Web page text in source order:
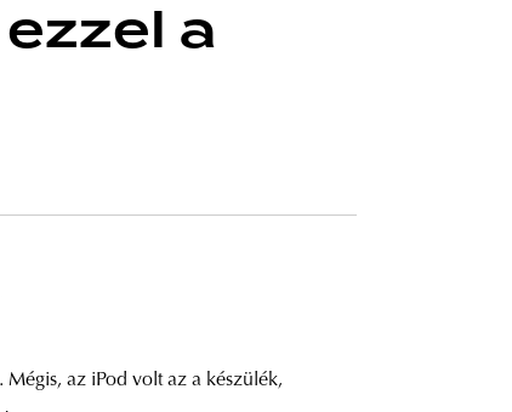
a
. Mégis, az iPod volt az a készülék,